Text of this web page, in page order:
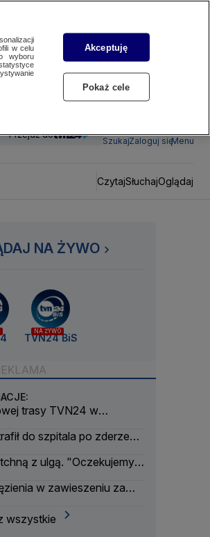
Przejdź do
SzukajZaloguj sięMenu
CzytajSłuchajOglądaj
NA ŻYWO
NA ŻYWO
TVN24 BiS
trasy TVN24 w
do szpitala po zderzeniu
z ulgą. "Oczekujemy
w zawieszeniu za
wszystkie
w celu
wyboru
Akceptuję
Pokaż cele